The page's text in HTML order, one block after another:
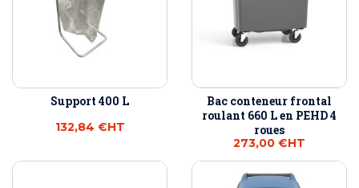
Support 400 L
132,84 €HT
Bac conteneur frontal
roulant 660 L en PEHD 4
roues
273,00 €HT